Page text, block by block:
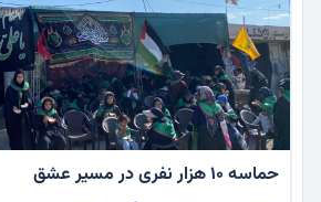
حماسه ۱۰ هزار نفری در مسیر عشق